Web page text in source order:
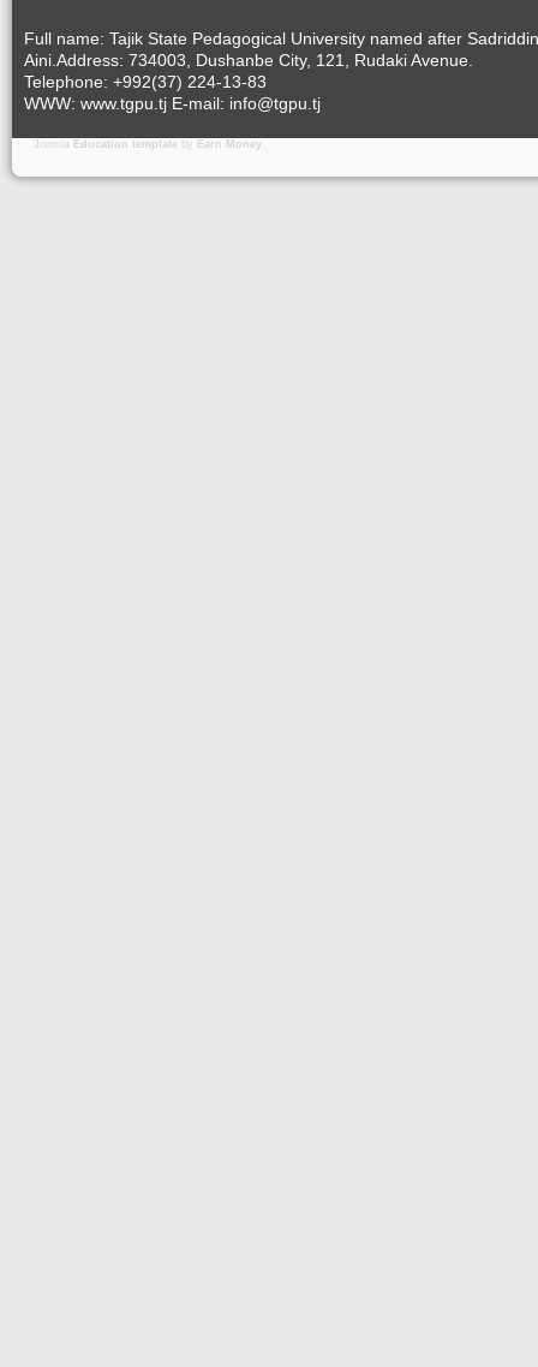
Full name: Tajik State Pedagogical University named after Sadriddin
Aini.Address: 734003, Dushanbe City, 121, Rudaki Avenue.
Telephone: +992(37) 224-13-83
WWW: www.tgpu.tj E-mail: info@tgpu.tj
Joomla Education template by Earn Money.